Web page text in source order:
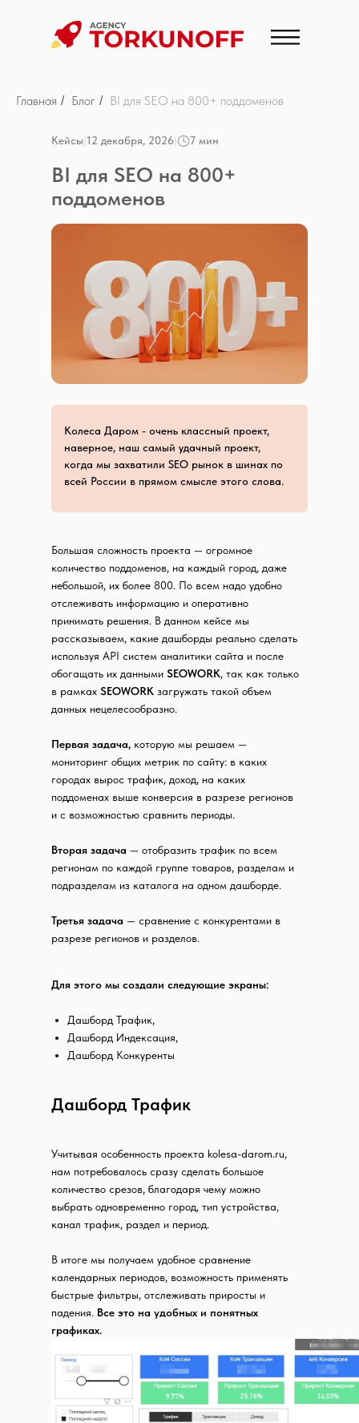
Главная / Блог / BI для SEO на 800+ поддоменов
BI для SEO на 800+
поддоменов
Кейсы 12 декабря, 2026 7 мин
Колеса Даром - очень классный проект,
наверное, наш самый удачный проект,
когда мы захватили SEO рынок в шинах по
всей России в прямом смысле этого слова.
Большая сложность проекта — огромное
количество поддоменов, на каждый город, даже
небольшой, их более 800. По всем надо удобно
отслеживать информацию и оперативно
принимать решения. В данном кейсе мы
рассказываем, какие дашборды реально сделать
используя API систем аналитики сайта и после
обогащать их данными SEOWORK, так как только
в рамках SEOWORK загружать такой объем
данных нецелесообразно.
Первая задача, которую мы решаем —
мониторинг общих метрик по сайту: в каких
городах вырос трафик, доход, на каких
поддоменах выше конверсия в разрезе регионов
и с возможностью сравнить периоды.
Вторая задача — отобразить трафик по всем
регионам по каждой группе товаров, разделам и
подразделам из каталога на одном дашборде.
Третья задача — сравнение с конкурентами в
разрезе регионов и разделов.
Для этого мы создали следующие экраны:
Дашборд Трафик,
Дашборд Индексация,
Дашборд Конкуренты
Дашборд Трафик
Учитывая особенность проекта kolesa-darom.ru,
нам потребовалось сразу сделать большое
количество срезов, благодаря чему можно
выбрать одновременно город, тип устройства,
канал трафик, раздел и период.
В итоге мы получаем удобное сравнение
календарных периодов, возможность применять
быстрые фильтры, отслеживать приросты и
падения. Все это на удобных и понятных
графиках.